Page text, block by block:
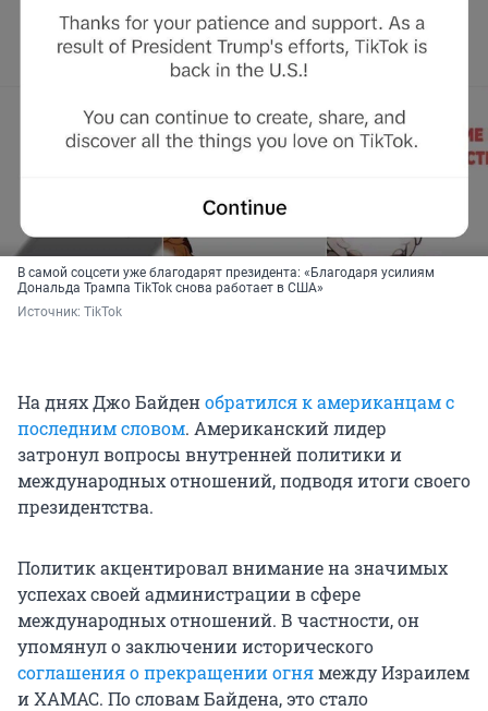
В самой соцсети уже благодарят президента: «Благодаря усилиям
Дональда Трампа TikTok снова работает в США»
Источник: TikTok
На днях Джо Байденобратился к американцам с
последним словом. Американский лидер
затронул вопросы внутренней политики и
международных отношений, подводя итоги своего
президентства.
Политик акцентировал внимание на значимых
успехах своей администрации в сфере
международных отношений. В частности, он
упомянул о заключении исторического
соглашения о прекращении огнямежду Израилем
и ХАМАС. По словам Байдена, это стало